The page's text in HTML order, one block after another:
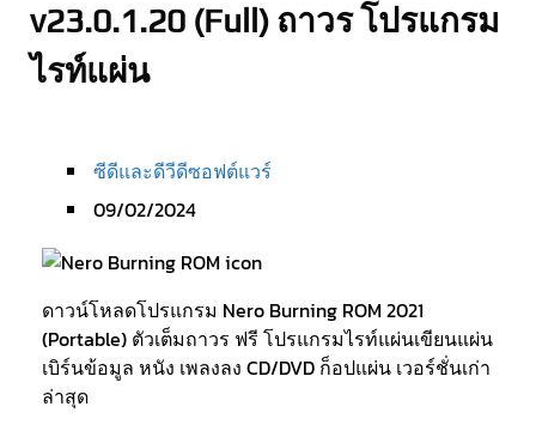
v23.0.1.20 (Full) ถาวร โปรแกรม
ไรท์แผ่น
ซีดีและดีวีดีซอฟต์แวร์
09/02/2024
ดาวน์โหลดโปรแกรม Nero Burning ROM 2021
(Portable) ตัวเต็มถาวร ฟรี โปรแกรมไรท์แผ่นเขียนแผ่น
เบิร์นข้อมูล หนัง เพลงลง CD/DVD ก็อปแผ่น เวอร์ชั่นเก่า
ล่าสุด